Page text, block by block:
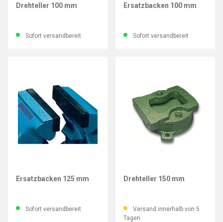
Drehteller 100 mm
Sofort versandbereit
Ersatzbacken 100 mm
Sofort versandbereit
Ersatzbacken 125 mm
Sofort versandbereit
Drehteller 150 mm
Versand innerhalb von 5
Tagen